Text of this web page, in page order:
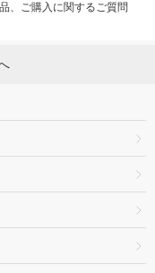
、ご購入に関するご質問